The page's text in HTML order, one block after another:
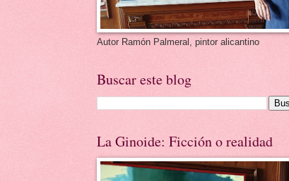
Autor Ramón Palmeral, pintor alicantino
Buscar este blog
La Ginoide: Ficción o realidad